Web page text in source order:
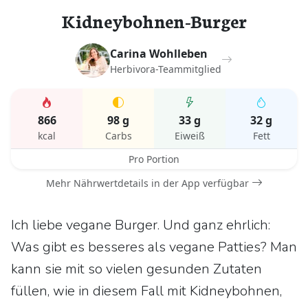
Kidneybohnen-Burger
Carina Wohlleben
Herbivora-Teammitglied
866
kcal
98 g
Carbs
33 g
Eiweiß
32 g
Fett
Pro Portion
Mehr Nährwertdetails in der App verfügbar
Ich liebe vegane Burger. Und ganz ehrlich:
Was gibt es besseres als vegane Patties? Man
kann sie mit so vielen gesunden Zutaten
füllen, wie in diesem Fall mit Kidneybohnen,